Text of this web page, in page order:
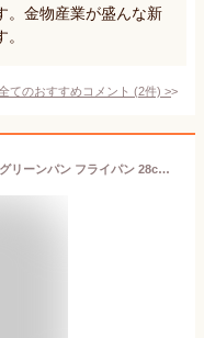
。金物産業が盛んな新
てのおすすめコメント (2件) >
フライパン 28cm ih対応 GREENPAN グリーンパン フライパン 28cm ヴェニス プロ グリーンパン フライパン PFAS FREE 料理 熱伝導 ガス 28cm コーティング お手入れ ダイヤモンド フッ素加工なし IH対応 丈夫 金属 【レビュー特典付】